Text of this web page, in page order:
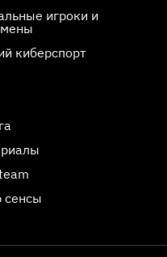
игроки и
киберспорт
сенсы